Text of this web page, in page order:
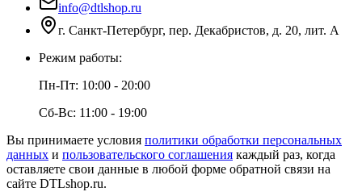
info@dtlshop.ru
г. Санкт-Петербург, пер. Декабристов, д. 20, лит. А
Режим работы:
Пн-Пт: 10:00 - 20:00
Сб-Вс: 11:00 - 19:00
Вы принимаете условия политики обработки персональных
данных и пользовательского соглашения каждый раз, когда
оставляете свои данные в любой форме обратной связи на
сайте DTLshop.ru.